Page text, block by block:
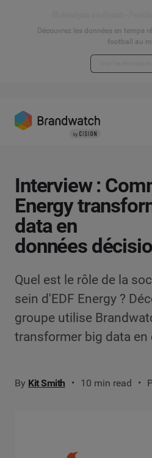
Découvrez les données en temps
football au
Interview :
Energy
data en
données
Quel est le rôle de la
sein d'EDF Energy ?
groupe utilise
transformer big data en
By Kit Smith 10 min read